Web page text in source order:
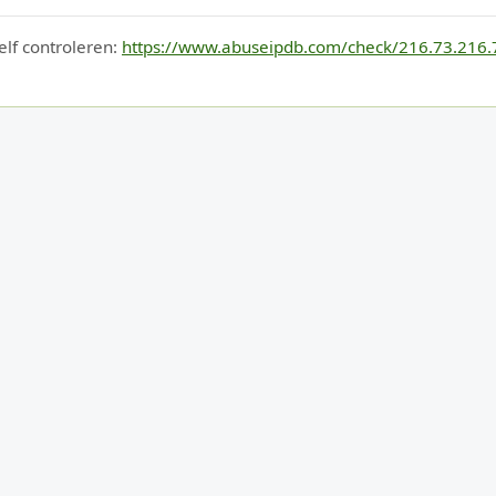
controleren: https://www.abuseipdb.com/check/